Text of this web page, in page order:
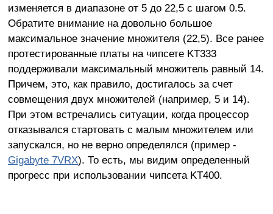
изменяется в диапазоне от 5 до 22,5 с шагом 0.5.
Обратите внимание на довольно большое
максимальное значение множителя (22,5). Все ранее
протестированные платы на чипсете KT333
поддерживали максимальный множитель равный 14.
Причем, это, как правило, достигалось за счет
совмещения двух множителей (например, 5 и 14).
При этом встречались ситуации, когда процессор
отказывался стартовать с малым множителем или
запускался, но не верно определялся (пример -
Gigabyte 7VRX). То есть, мы видим определенный
прогресс при использовании чипсета KT400.